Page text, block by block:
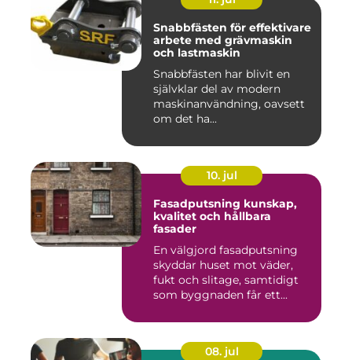
Snabbfästen för effektivare
arbete med grävmaskin
och lastmaskin
Snabbfästen har blivit en
självklar del av modern
maskinanvändning, oavsett
om det ha...
10. jul
Fasadputsning kunskap,
kvalitet och hållbara
fasader
En välgjord fasadputsning
skyddar huset mot väder,
fukt och slitage, samtidigt
som byggnaden får ett...
08. jul